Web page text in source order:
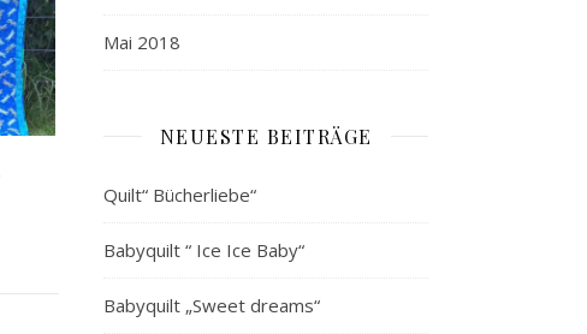
Mai 2018
NEUESTE BEITRÄGE
Quilt“ Bücherliebe“
Babyquilt “ Ice Ice Baby“
Babyquilt „Sweet dreams“